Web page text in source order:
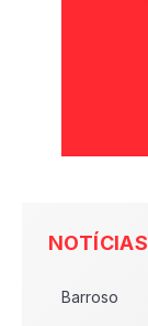
Barroso